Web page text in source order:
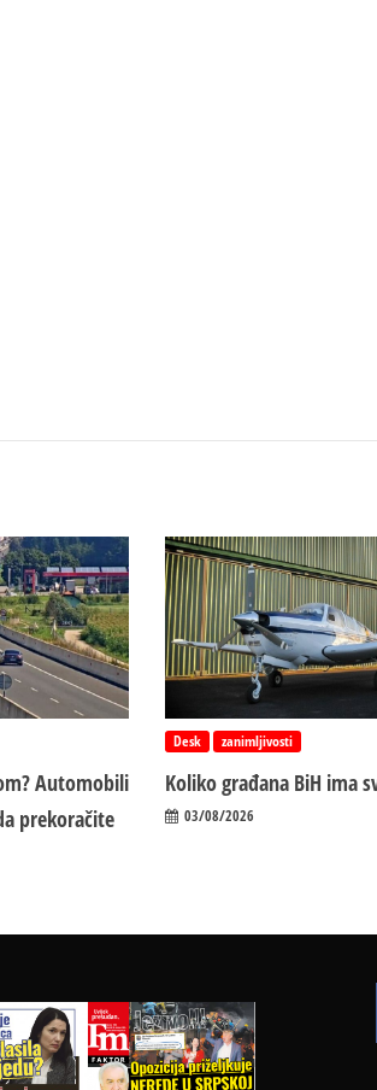
Automobili
prekoračite
Desk zanimljivosti
Koliko građana BiH ima
03/08/2026